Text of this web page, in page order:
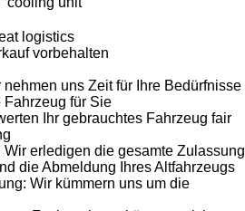
logistics
vorbehalten
uns Zeit für Ihre Bedürfnisse
für Sie
Ihr gebrauchtes Fahrzeug fair
erledigen die gesamte Zulassung
die Abmeldung Ihres Altfahrzeugs
Wir kümmern uns um die